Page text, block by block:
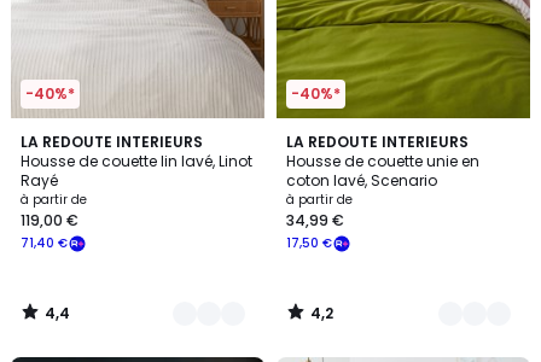
-40%*
LA REDOUTE INTERIEURS
Housse de couette lin lavé, Linot
Rayé
à partir de
71,40 €
119,00 €
4,4
/ 5
3
Couleurs
4,4
/
-40%*
LA REDOUTE INTERIEURS
Housse de couette unie en
coton lavé, Scenario
à partir de
17,50 €
34,99 €
4,2
/ 5
18
Couleurs
4,2
/